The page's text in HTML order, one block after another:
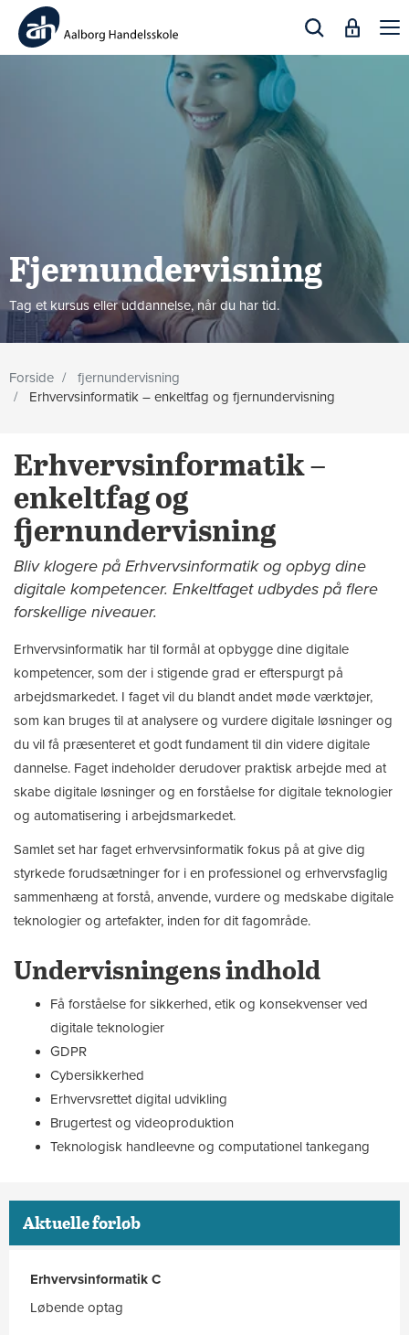
Fjernundervisning
Tag et kursus eller uddannelse, når du har tid.
Forside
fjernundervisning
Erhvervsinformatik – enkeltfag og fjernundervisning
Erhvervsinformatik –
enkeltfag og
fjernundervisning
Bliv klogere på Erhvervsinformatik og opbyg dine
digitale kompetencer. Enkeltfaget udbydes på flere
forskellige niveauer.
Erhvervsinformatik har til formål at opbygge dine digitale
kompetencer, som der i stigende grad er efterspurgt på
arbejdsmarkedet. I faget vil du blandt andet møde værktøjer,
som kan bruges til at analysere og vurdere digitale løsninger og
du vil få præsenteret et godt fundament til din videre digitale
dannelse. Faget indeholder derudover praktisk arbejde med at
skabe digitale løsninger og en forståelse for digitale teknologier
og automatisering i arbejdsmarkedet.
Samlet set har faget erhvervsinformatik fokus på at give dig
styrkede forudsætninger for i en professionel og erhvervsfaglig
sammenhæng at forstå, anvende, vurdere og medskabe digitale
teknologier og artefakter, inden for dit fagområde.
Undervisningens indhold
Få forståelse for sikkerhed, etik og konsekvenser ved
digitale teknologier
GDPR
Cybersikkerhed
Erhvervsrettet digital udvikling
Brugertest og videoproduktion
Teknologisk handleevne og computationel tankegang
Aktuelle forløb
Erhvervsinformatik C
Løbende optag